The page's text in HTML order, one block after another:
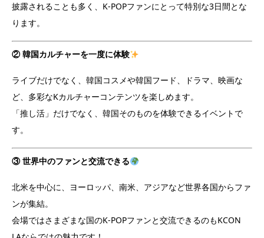
披露されることも多く、K-POPファンにとって特別な3日間とな
ります。
② 韓国カルチャーを一度に体験
ライブだけでなく、韓国コスメや韓国フード、ドラマ、映画な
ど、多彩なKカルチャーコンテンツを楽しめます。
「推し活」だけでなく、韓国そのものを体験できるイベントで
す。
③ 世界中のファンと交流できる
北米を中心に、ヨーロッパ、南米、アジアなど世界各国からファ
ンが集結。
会場ではさまざまな国のK-POPファンと交流できるのもKCON